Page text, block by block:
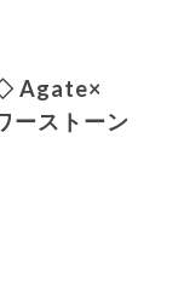
Agate×
ーストーン